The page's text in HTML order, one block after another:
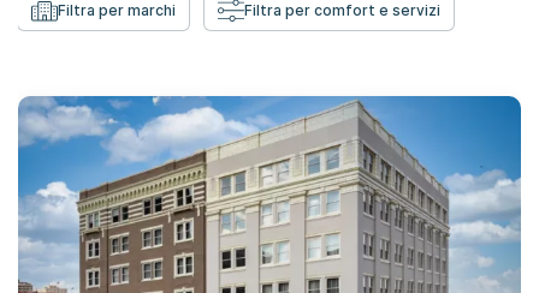
Filtra per marchi Filtra per comfort e servizi